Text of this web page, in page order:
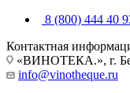
8 (800) 444 40
Контактная
«ВИНОТЕКА.», г.
info@vinotheque.ru